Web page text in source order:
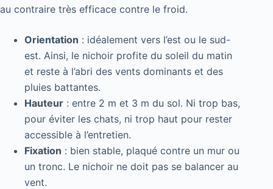
au contraire très efficace contre le froid.
Orientation : idéalement vers l’est ou le sud-
est. Ainsi, le nichoir profite du soleil du matin
et reste à l’abri des vents dominants et des
pluies battantes.
Hauteur : entre 2 m et 3 m du sol. Ni trop bas,
pour éviter les chats, ni trop haut pour rester
accessible à l’entretien.
Fixation : bien stable, plaqué contre un mur ou
un tronc. Le nichoir ne doit pas se balancer au
vent.